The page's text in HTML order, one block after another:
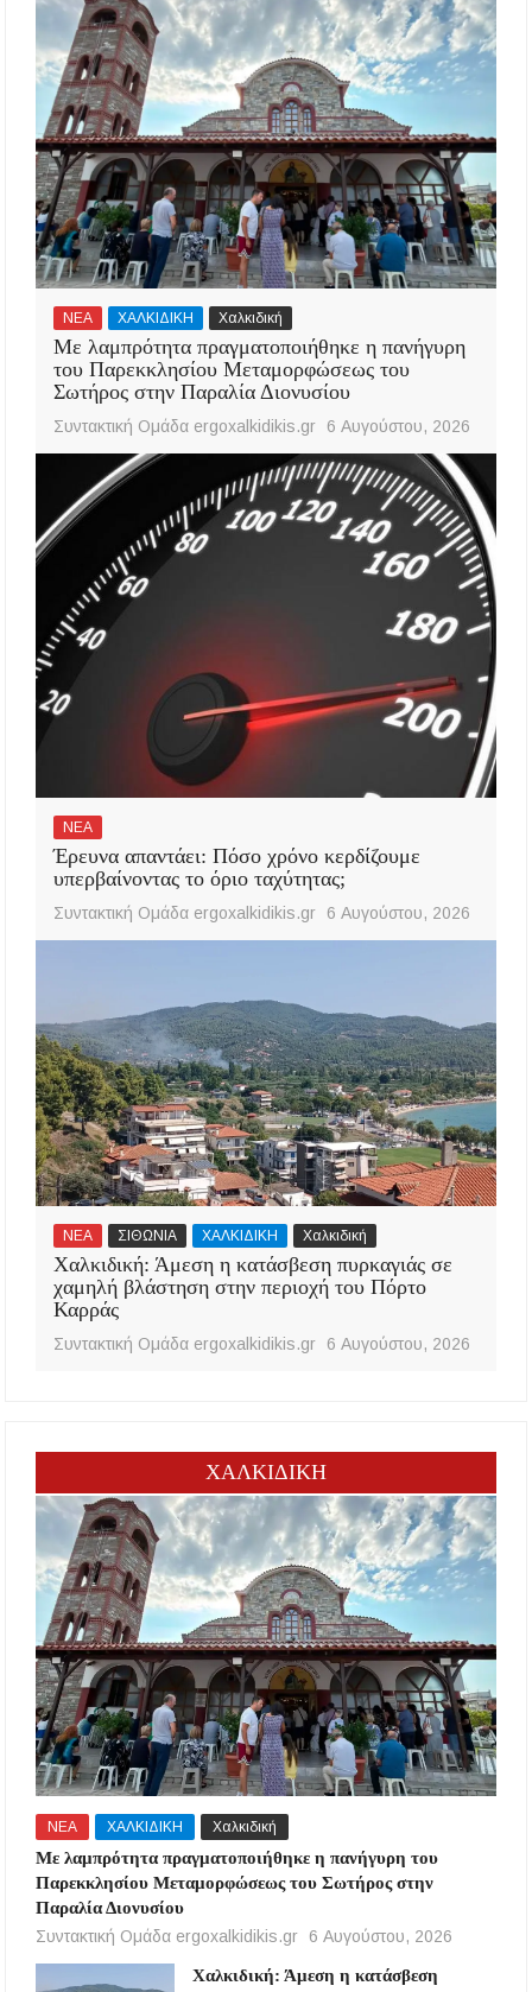
ΝΕΑ ΧΑΛΚΙΔΙΚΗ Χαλκιδική
Με λαμπρότητα πραγματοποιήθηκε η πανήγυρη
του Παρεκκλησίου Μεταμορφώσεως του
Σωτήρος στην Παραλία Διονυσίου
Συντακτική Ομάδα ergoxalkidikis.gr 6 Αυγούστου, 2026
ΝΕΑ
Έρευνα απαντάει: Πόσο χρόνο κερδίζουμε
υπερβαίνοντας το όριο ταχύτητας;
Συντακτική Ομάδα ergoxalkidikis.gr 6 Αυγούστου, 2026
ΝΕΑ ΣΙΘΩΝΙΑ ΧΑΛΚΙΔΙΚΗ Χαλκιδική
Χαλκιδική: Άμεση η κατάσβεση πυρκαγιάς σε
χαμηλή βλάστηση στην περιοχή του Πόρτο
Καρράς
Συντακτική Ομάδα ergoxalkidikis.gr 6 Αυγούστου, 2026
ΧΑΛΚΙΔΙΚΗ
ΝΕΑ ΧΑΛΚΙΔΙΚΗ Χαλκιδική
Με λαμπρότητα πραγματοποιήθηκε η πανήγυρη του
Παρεκκλησίου Μεταμορφώσεως του Σωτήρος στην
Παραλία Διονυσίου
Συντακτική Ομάδα ergoxalkidikis.gr
6 Αυγούστου, 2026
Χαλκιδική: Άμεση η κατάσβεση